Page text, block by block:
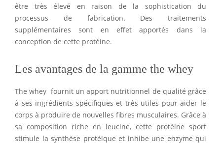
être très élevé en raison de la sophistication du
processus de fabrication. Des traitements
supplémentaires sont en effet apportés dans la
conception de cette protéine.
Les avantages de la gamme the whey
The whey fournit un apport nutritionnel de qualité grâce
à ses ingrédients spécifiques et très utiles pour aider le
corps à produire de nouvelles fibres musculaires. Grâce à
sa composition riche en leucine, cette protéine sport
stimule la synthèse protéique et inhibe une enzyme qui